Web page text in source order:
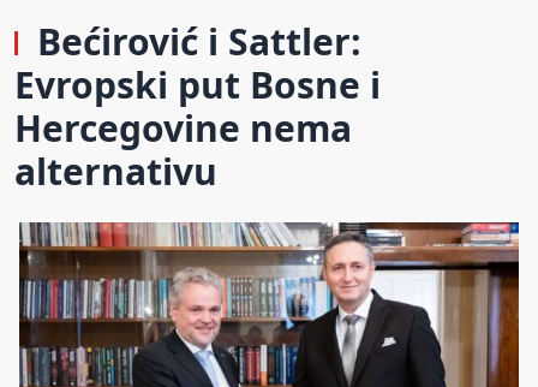
Bećirović i Sattler:
Evropski put Bosne i
Hercegovine nema
alternativu